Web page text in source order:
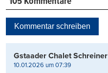
Kommentar schreiben
Gstaader Chalet Schreiner
10.01.2026 um 07:39